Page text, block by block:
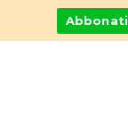
Abbonati